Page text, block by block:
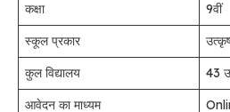
कक्षा
9वीं
स्कूल प्रकार
कुल विद्यालय
43
आवेदन का माध्यम